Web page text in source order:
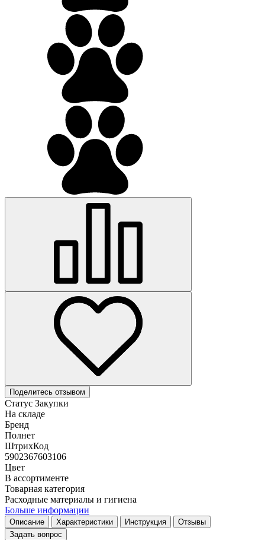
Поделитесь отзывом
Статус Закупки
На складе
Бренд
Полнет
ШтрихКод
5902367603106
Цвет
В ассортименте
Товарная категория
Расходные материалы и гигиена
Больше информации
Описание Характеристики Инструкция
Отзывы
Задать вопрос